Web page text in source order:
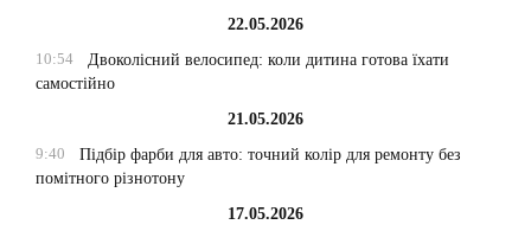
22.05.2026
10:54
Двоколісний велосипед: коли дитина готова їхати
самостійно
21.05.2026
9:40
Підбір фарби для авто: точний колір для ремонту без
помітного різнотону
17.05.2026